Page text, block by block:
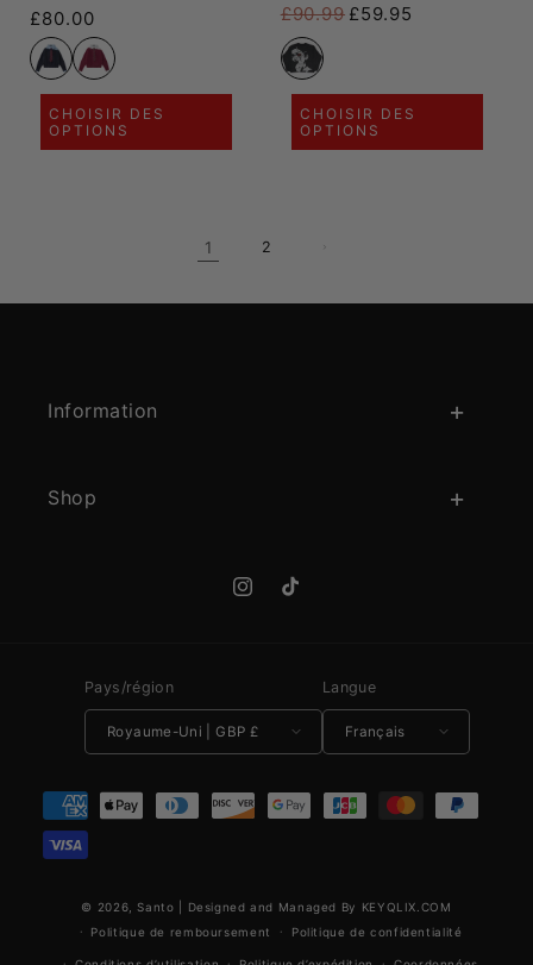
Prix habituel
£80.00
CHOISIR DES
OPTIONS
Prix habituel
£90.99
Prix promotionnel
£59.95
CHOISIR DES
OPTIONS
1 2
Information
Shop
InstagramTikTok
Pays/région
Royaume-Uni | GBP £
Langue
Français
© 2026,Santo
Designed and Managed By KEYQLIX.COM
Politique de remboursement
Politique de confidentialité